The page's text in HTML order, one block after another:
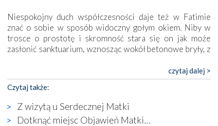
Niespokojny duch współczesności daje też w Fatimie
znać o sobie w sposób widoczny gołym okiem. Niby w
trosce o prostotę i skromność stara się on jak może
zasłonić sanktuarium, wznosząc wokół betonowe bryły, z
katolickiego kultu. Tylko co wspólnego z żywą,
autentyczną wiarą mogą mieć płaskie, szare bunkry albo
kaplice, w których Tabernakulum przypomina bardziej
skrzynkę na narzędzia? Albo co powiedzieć o ustawionym
tuż przy nowej bazylice wielkim krzyżu, na którym
zamiast Chrystusa umieszczono dziwaczną postać jakby
czytaj dalej >
Czytaj także:
Z wizytą u Serdecznej Matki
Dotknąć miejsc Objawień Matki…